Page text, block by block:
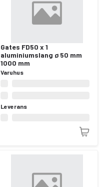
Gates FD50 x 1
aluminiumslang ø 50 mm
1000 mm
Varuhus
Leverans